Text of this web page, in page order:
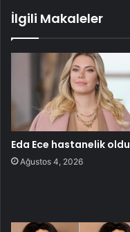
İlgili Makaleler
Eda Ece hastanelik oldu
Ağustos 4, 2026